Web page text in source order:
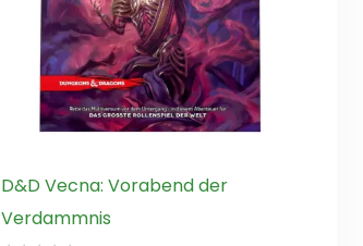
D&D Vecna: Vorabend der
Verdammnis